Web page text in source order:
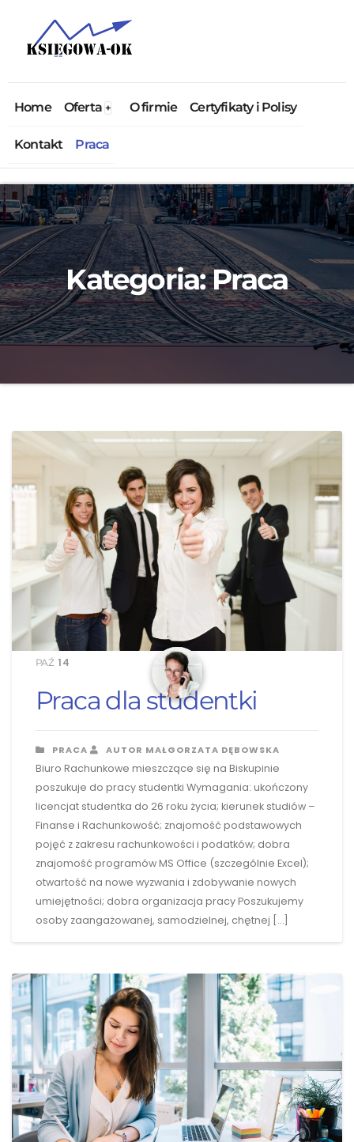
Home Oferta O firmie Certyfikaty i Polisy
Kontakt Praca
Kategoria:Praca
PAŹ 14
Praca dla studentki
PRACA AUTOR MAŁGORZATA DĘBOWSKA
Biuro Rachunkowe mieszczące się na Biskupinie
poszukuje do pracy studentki Wymagania: ukończony
licencjat studentka do 26 roku życia; kierunek studiów –
Finanse i Rachunkowość; znajomość podstawowych
pojęć z zakresu rachunkowości i podatków; dobra
znajomość programów MS Office (szczególnie Excel);
otwartość na nowe wyzwania i zdobywanie nowych
umiejętności; dobra organizacja pracy Poszukujemy
osoby zaangażowanej, samodzielnej, chętnej […]